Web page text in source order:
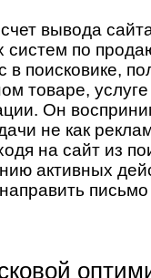
счет вывода
систем по
поисковике,
товаре,
Он
не как
на сайт из
активных